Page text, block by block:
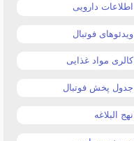
اطلاعات دارویی
ویدئوهای فوتبال
کالری مواد غذایی
جدول پخش فوتبال
نهج البلاغه